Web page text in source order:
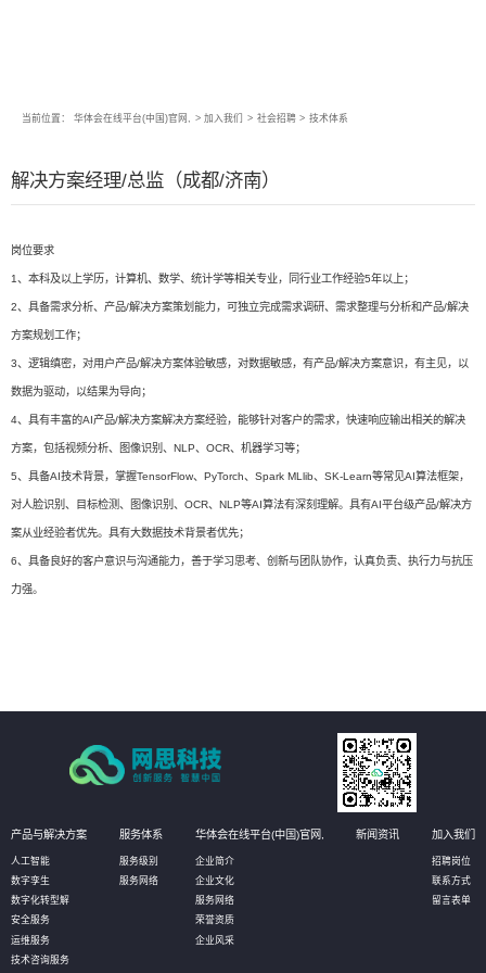
当前位置： 华体会在线平台(中国)官网, > 加入我们 > 社会招聘 > 技术体系
解决方案经理/总监（成都/济南）
岗位要求
1、本科及以上学历，计算机、数学、统计学等相关专业，同行业工作经验5年以上；
2、具备需求分析、产品/解决方案策划能力，可独立完成需求调研、需求整理与分析和产品/解决
方案规划工作；
3、逻辑缜密，对用户产品/解决方案体验敏感，对数据敏感，有产品/解决方案意识，有主见，以
数据为驱动，以结果为导向；
4、具有丰富的AI产品/解决方案解决方案经验，能够针对客户的需求，快速响应输出相关的解决
方案，包括视频分析、图像识别、NLP、OCR、机器学习等；
5、具备AI技术背景，掌握TensorFlow、PyTorch、Spark MLlib、SK-Learn等常见AI算法框架，
对人脸识别、目标检测、图像识别、OCR、NLP等AI算法有深刻理解。具有AI平台级产品/解决方
案从业经验者优先。具有大数据技术背景者优先；
6、具备良好的客户意识与沟通能力，善于学习思考、创新与团队协作，认真负责、执行力与抗压
力强。
产品与解决方案
人工智能
数字孪生
数字化转型解
安全服务
运维服务
技术咨询服务
服务体系
服务级别
服务网络
华体会在线平台(中国)官网,
企业简介
企业文化
服务网络
荣誉资质
企业风采
新闻资讯 加入我们
招聘岗位
联系方式
留言表单